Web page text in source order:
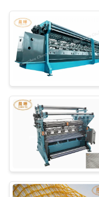
INFORMATIVA
SULLA
PRIVACY